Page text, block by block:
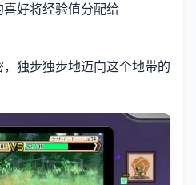
好将经验值分配给
独步独步地迈向这个地带的